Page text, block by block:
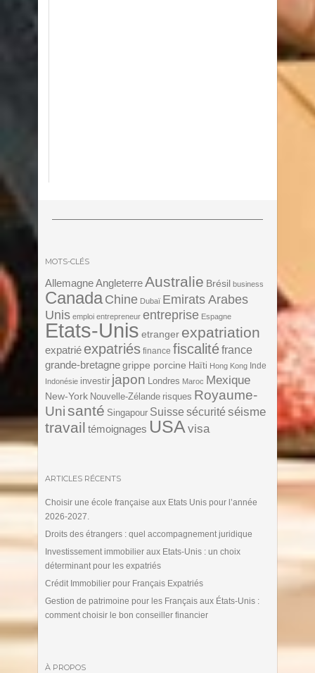
MOTS-CLÉS
Allemagne AngleterreAustralie Brésil business
Canada Chine Dubaï Emirats Arabes
Unis emploi entrepreneur entreprise Espagne
Etats-Unis etranger expatriation
expatrié expatriés finance fiscalitéfrance
grande-bretagne grippe porcine Haïti Hong Kong Inde
Indonésie investir japon Londres Maroc Mexique
New-York Nouvelle-Zélande risques Royaume-
Unisanté Singapour Suisse sécurité séisme
travail témoignages USA visa
ARTICLES RÉCENTS
Choisir une école française aux Etats Unis pour l’année
2026-2027.
Droits des étrangers : quel accompagnement juridique
Investissement immobilier aux Etats-Unis : un choix
déterminant pour les expatriés
Crédit Immobilier pour Français Expatriés
Gestion de patrimoine pour les Français aux États-Unis :
comment choisir le bon conseiller financier
À PROPOS